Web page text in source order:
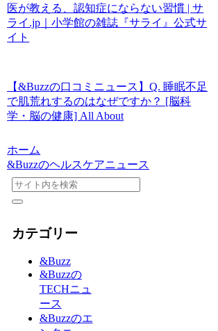
医が教える、認知症にならない習慣 | サ
ライ.jp｜小学館の雑誌『サライ』公式サ
イト
【&Buzzの口コミニュース】Q. 睡眠不足
で肌荒れするのはなぜですか？ [脳科
学・脳の健康] All About
ホーム
&Buzzのヘルスケアニュース
カテゴリー
&Buzz
&Buzzの
TECHニュ
ース
&Buzzのエ